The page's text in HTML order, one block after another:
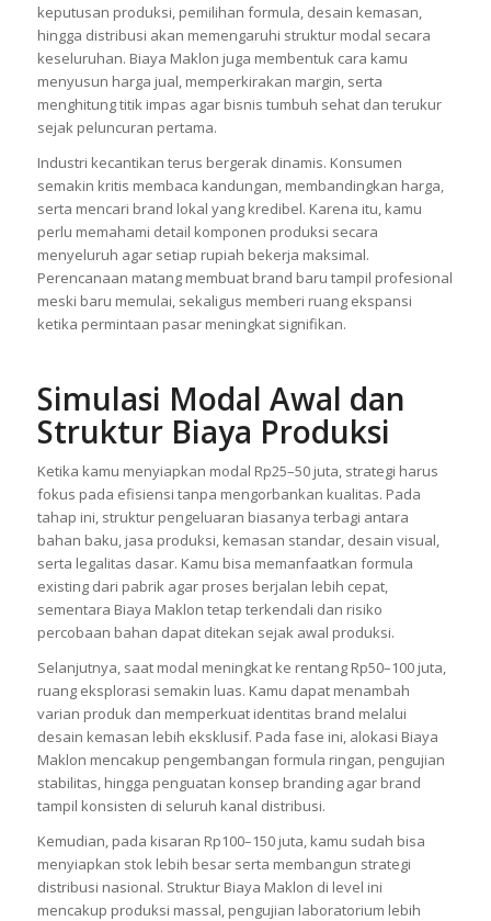
keputusan produksi, pemilihan formula, desain kemasan,
hingga distribusi akan memengaruhi struktur modal secara
keseluruhan. Biaya Maklon juga membentuk cara kamu
menyusun harga jual, memperkirakan margin, serta
menghitung titik impas agar bisnis tumbuh sehat dan terukur
sejak peluncuran pertama.
Industri kecantikan terus bergerak dinamis. Konsumen
semakin kritis membaca kandungan, membandingkan harga,
serta mencari brand lokal yang kredibel. Karena itu, kamu
perlu memahami detail komponen produksi secara
menyeluruh agar setiap rupiah bekerja maksimal.
Perencanaan matang membuat brand baru tampil profesional
meski baru memulai, sekaligus memberi ruang ekspansi
ketika permintaan pasar meningkat signifikan.
Simulasi Modal Awal dan
Struktur Biaya Produksi
Ketika kamu menyiapkan modal Rp25–50 juta, strategi harus
fokus pada efisiensi tanpa mengorbankan kualitas. Pada
tahap ini, struktur pengeluaran biasanya terbagi antara
bahan baku, jasa produksi, kemasan standar, desain visual,
serta legalitas dasar. Kamu bisa memanfaatkan formula
existing dari pabrik agar proses berjalan lebih cepat,
sementara Biaya Maklon tetap terkendali dan risiko
percobaan bahan dapat ditekan sejak awal produksi.
Selanjutnya, saat modal meningkat ke rentang Rp50–100 juta,
ruang eksplorasi semakin luas. Kamu dapat menambah
varian produk dan memperkuat identitas brand melalui
desain kemasan lebih eksklusif. Pada fase ini, alokasi Biaya
Maklon mencakup pengembangan formula ringan, pengujian
stabilitas, hingga penguatan konsep branding agar brand
tampil konsisten di seluruh kanal distribusi.
Kemudian, pada kisaran Rp100–150 juta, kamu sudah bisa
menyiapkan stok lebih besar serta membangun strategi
distribusi nasional. Struktur Biaya Maklon di level ini
mencakup produksi massal, pengujian laboratorium lebih